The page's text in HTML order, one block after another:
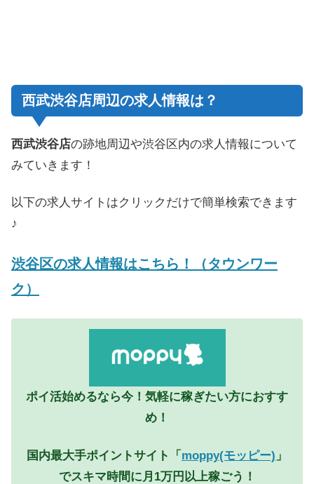
西武渋谷店周辺の求人情報は？
西武渋谷店の跡地周辺や渋谷区内の求人情報について
みていきます！
以下の求人サイトはクリックだけで簡単検索できます
♪
渋谷区の求人情報はこちら！（タウンワー
ク）
ポイ活始めるなら今！気軽に稼ぎたい方におすす
め！
国内最大手ポイントサイト「 moppy(モッピー) 」
でスキマ時間に月1万円以上稼ごう！